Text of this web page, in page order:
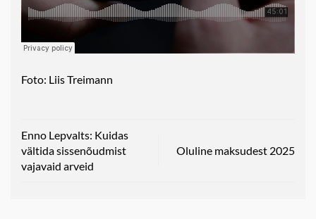
Foto: Liis Treimann
Enno Lepvalts: Kuidas
vältida sissenõudmist
vajavaid arveid
Oluline maksudest 2025